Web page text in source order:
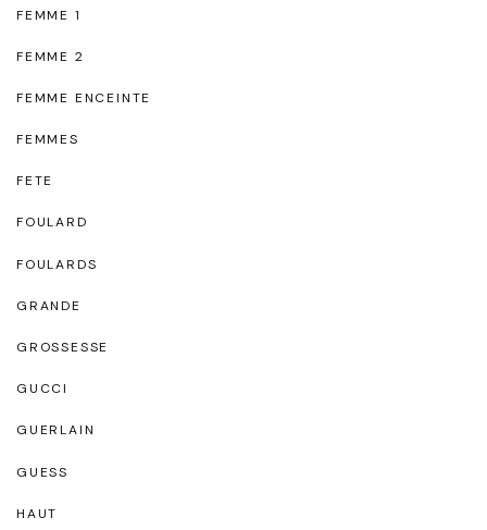
FEMME 1
FEMME 2
FEMME ENCEINTE
FEMMES
FETE
FOULARD
FOULARDS
GRANDE
GROSSESSE
GUCCI
GUERLAIN
GUESS
HAUT